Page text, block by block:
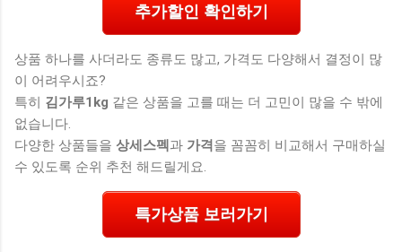
추가할인 확인하기
상품 하나를 사더라도 종류도 많고, 가격도 다양해서 결정이 많
이 어려우시죠?
특히 김가루1kg 같은 상품을 고를 때는 더 고민이 많을 수 밖에
없습니다.
다양한 상품들을 상세스펙 과 가격 을 꼼꼼히 비교해서 구매하실
수 있도록 순위 추천 해드릴게요.
특가상품 보러가기